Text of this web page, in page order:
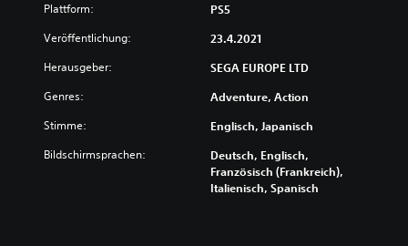
Plattform: PS5
Veröffentlichung: 23.4.2021
Herausgeber: SEGA EUROPE LTD
Genres: Adventure, Action
Stimme: Englisch, Japanisch
Bildschirmsprachen:
Deutsch, Englisch,
Französisch (Frankreich),
Italienisch, Spanisch